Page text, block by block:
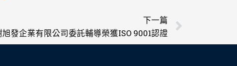
下一篇
旭發企業有限公司委託輔導榮獲ISO 9001認證